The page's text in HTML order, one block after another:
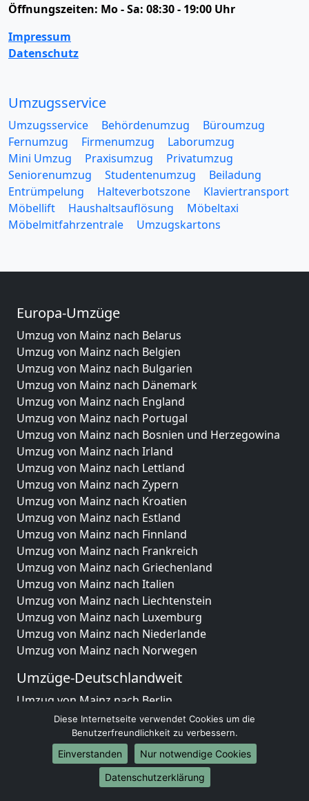
Öffnungszeiten: Mo - Sa: 08:30 - 19:00 Uhr
Impressum
Datenschutz
Umzugsservice
Umzugsservice Behördenumzug
Büroumzug
Fernumzug
Firmenumzug
Laborumzug
Mini Umzug
Praxisumzug
Privatumzug
Seniorenumzug
Studentenumzug
Beiladung
Entrümpelung
Halteverbotszone
Klaviertransport
Möbellift
Haushaltsauflösung
Möbeltaxi
Möbelmitfahrzentrale
Umzugskartons
Europa-Umzüge
Umzug von Mainz nach Belarus
Umzug von Mainz nach Belgien
Umzug von Mainz nach Bulgarien
Umzug von Mainz nach Dänemark
Umzug von Mainz nach England
Umzug von Mainz nach Portugal
Umzug von Mainz nach Bosnien und Herzegowina
Umzug von Mainz nach Irland
Umzug von Mainz nach Lettland
Umzug von Mainz nach Zypern
Umzug von Mainz nach Kroatien
Umzug von Mainz nach Estland
Umzug von Mainz nach Finnland
Umzug von Mainz nach Frankreich
Umzug von Mainz nach Griechenland
Umzug von Mainz nach Italien
Umzug von Mainz nach Liechtenstein
Umzug von Mainz nach Luxemburg
Umzug von Mainz nach Niederlande
Umzug von Mainz nach Norwegen
Umzüge-Deutschlandweit
Umzug von Mainz nach Berlin
Umzug von Mainz nach Hamburg
Umzug von Mainz nach München
Umzug von Mainz nach Köln
Umzug von Mainz nach Frankfurt am Main
Umzug von Mainz nach Stuttgart
Diese Internetseite verwendet Cookies um die
Benutzerfreundlichkeit zu verbessern.
Einverstanden
Nur notwendige Cookies
Datenschutzerklärung